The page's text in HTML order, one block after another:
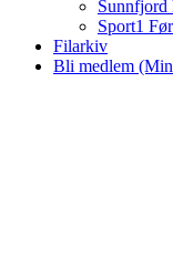
Sunnfjord
Sport1
Filarkiv
Bli medlem